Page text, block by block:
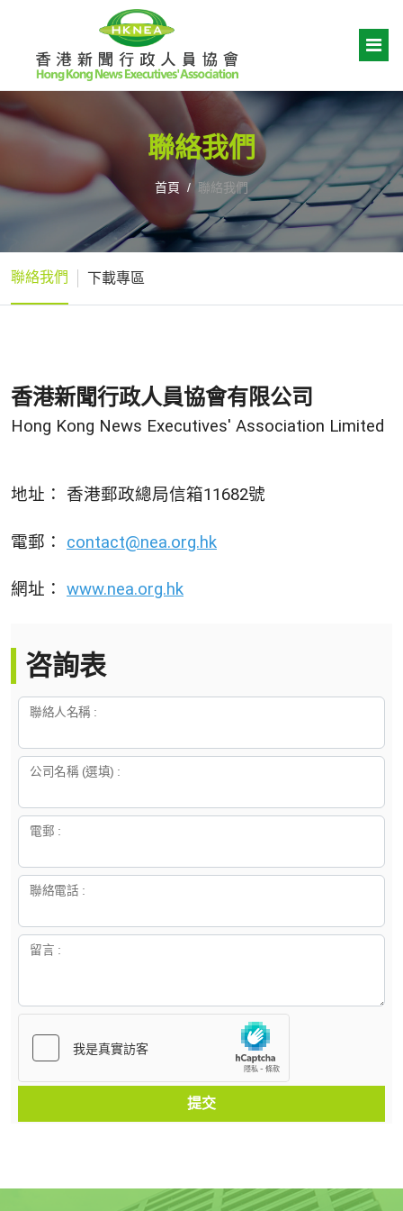
聯絡我們
首頁 聯絡我們
聯絡我們 下載專區
香港新聞行政人員協會有限公司
Hong Kong News Executives' Association Limited
地址： 香港郵政總局信箱11682號
電郵： contact@nea.org.hk
網址： www.nea.org.hk
咨詢表
聯絡人名稱 :
公司名稱 (選填) :
電郵 :
聯絡電話 :
留言 :
提交